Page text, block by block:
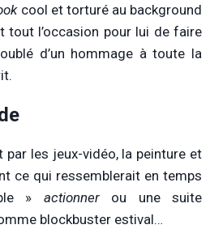
cool et torturé au background
tout l’occasion pour lui de faire
d’un hommage à toute la
par les jeux-vidéo, la peinture et
ce qui ressemblerait en temps
» actionnerou une suite
blockbuster estival…